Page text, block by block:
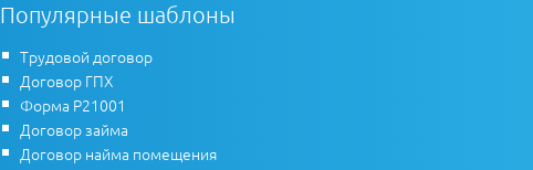
Популярные шаблоны
Трудовой договор
Договор ГПХ
Форма Р21001
Договор займа
Договор найма помещения